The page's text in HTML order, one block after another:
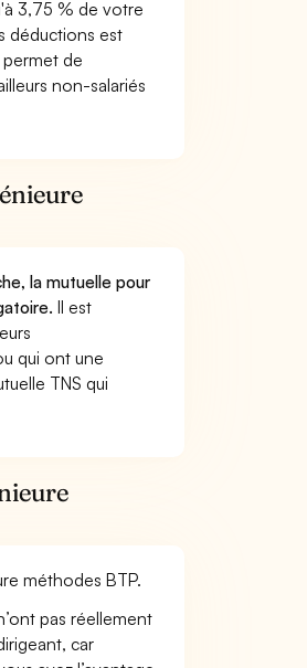
3,75 % de votre
déductions est
de
non-salariés
la mutuelle pour
Il est
qui ont une
TNS qui
méthodes BTP.
pas réellement
car